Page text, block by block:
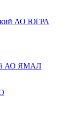
АО ЮГРА
АО ЯМАЛ